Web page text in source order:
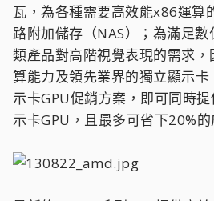
瓦，為各種需要高效能x86運算
路附加儲存（NAS）；為滿足
類產品對高階視覺表現的需求
算能力及領先業界的獨立顯示
示卡GPU促銷方案，即可同時
示卡GPU，且最多可省下20%的